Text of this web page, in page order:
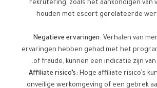
rekrutering, zoals het aankondigen van
houden met escort gerelateerde
Negatieve ervaringen: Verhalen van
ervaringen hebben gehad met het
of fraude, kunnen een indicatie zijn
Affiliate risico’s: Hoge affiliate risico’s
onveilige werkomgeving of een gebrek